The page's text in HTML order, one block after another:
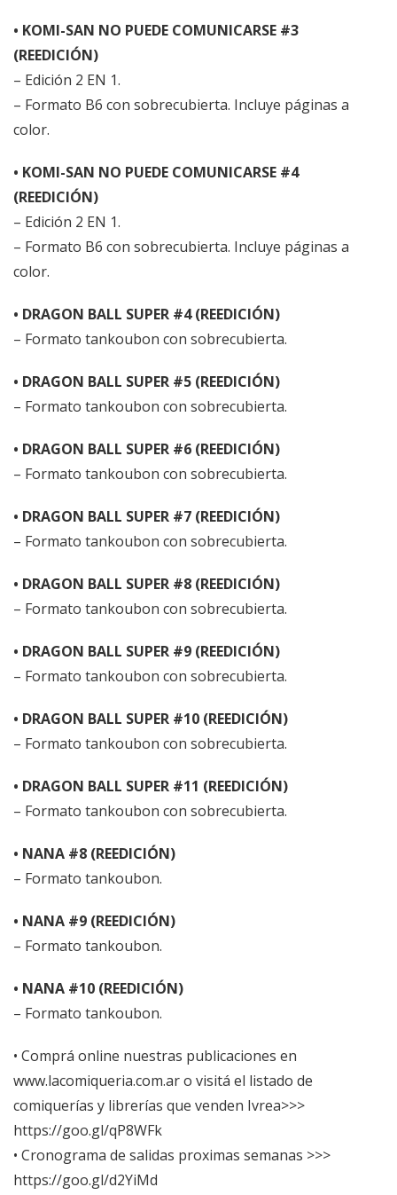
• KOMI-SAN NO PUEDE COMUNICARSE #3
(REEDICIÓN)
– Edición 2 EN 1.
– Formato B6 con sobrecubierta. Incluye páginas a
color.
• KOMI-SAN NO PUEDE COMUNICARSE #4
(REEDICIÓN)
– Edición 2 EN 1.
– Formato B6 con sobrecubierta. Incluye páginas a
color.
• DRAGON BALL SUPER #4 (REEDICIÓN)
– Formato tankoubon con sobrecubierta.
• DRAGON BALL SUPER #5 (REEDICIÓN)
– Formato tankoubon con sobrecubierta.
• DRAGON BALL SUPER #6 (REEDICIÓN)
– Formato tankoubon con sobrecubierta.
• DRAGON BALL SUPER #7 (REEDICIÓN)
– Formato tankoubon con sobrecubierta.
• DRAGON BALL SUPER #8 (REEDICIÓN)
– Formato tankoubon con sobrecubierta.
• DRAGON BALL SUPER #9 (REEDICIÓN)
– Formato tankoubon con sobrecubierta.
• DRAGON BALL SUPER #10 (REEDICIÓN)
– Formato tankoubon con sobrecubierta.
• DRAGON BALL SUPER #11 (REEDICIÓN)
– Formato tankoubon con sobrecubierta.
• NANA #8 (REEDICIÓN)
– Formato tankoubon.
• NANA #9 (REEDICIÓN)
– Formato tankoubon.
• NANA #10 (REEDICIÓN)
– Formato tankoubon.
• Comprá online nuestras publicaciones en
www.lacomiqueria.com.aro visitá el listado de
comiquerías y librerías que venden Ivrea>>>
https://goo.gl/qP8WFk
• Cronograma de salidas proximas semanas >>>
https://goo.gl/d2YiMd